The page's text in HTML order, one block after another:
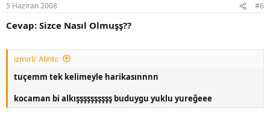
5 Haziran 2008 #6
Cevap: Sizce Nasıl Olmuşş??
ızmırlı' Alıntı:
tuçemm tek kelimeyle harikasınnnn
kocaman bi alkışşşşşşşşşş buduygu yuklu yureğeee